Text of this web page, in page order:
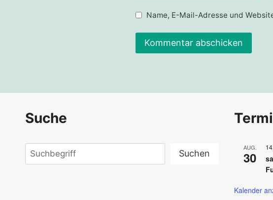
Name, E-Mail-Adresse und
Suche
Suchen Suchen
AUG.
30
Kalender